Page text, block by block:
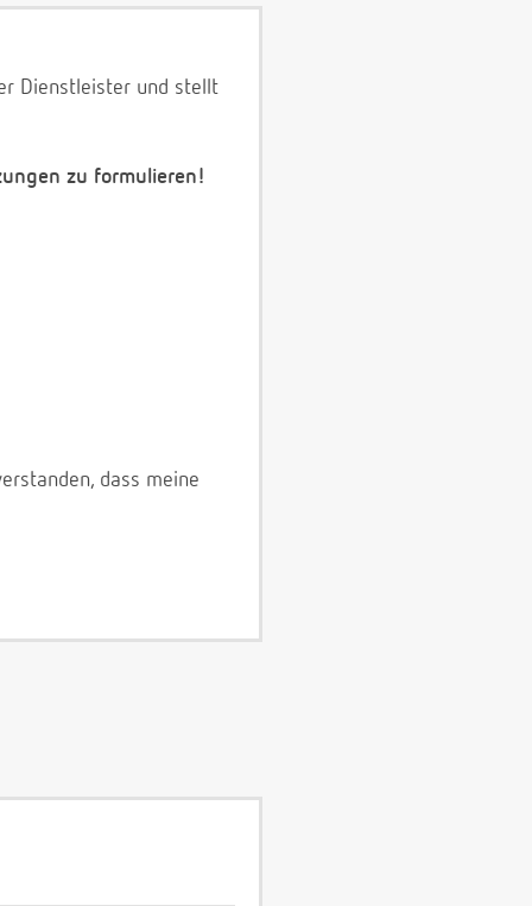
Dienstleister und stellt
zu formulieren!
dass meine